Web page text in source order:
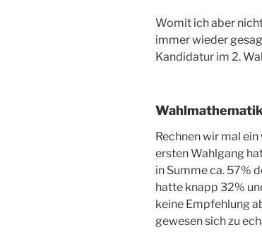
Womit ich aber
immer wieder
Kandidatur im 2.
Rechnen wir mal
ersten Wahlgang
in Summe ca. 57%
hatte knapp 32%
keine Empfehlung
gewesen sich zu